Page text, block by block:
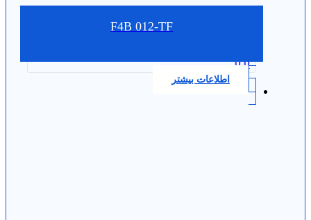
F4B 012-TF
0.0
اطلاعات بیشتر